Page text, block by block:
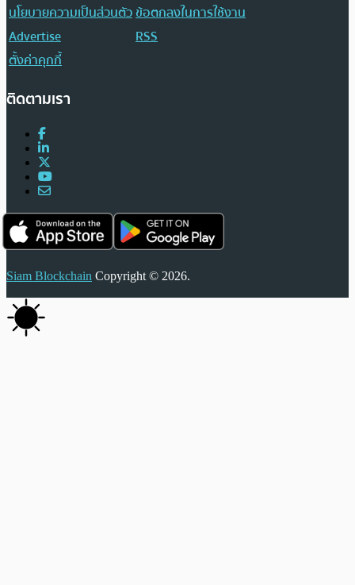
นโยบายความเป็นส่วนตัวข้อตกลงในการใช้งาน
Advertise
RSS
ตั้งค่าคุกกี้
ติดตามเรา
Siam Blockchain Copyright © 2026.